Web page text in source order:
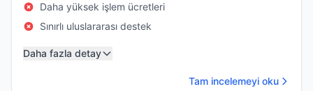
Daha yüksek işlem ücretleri
Sınırlı uluslararası destek
Daha fazla detay
Tam incelemeyi oku